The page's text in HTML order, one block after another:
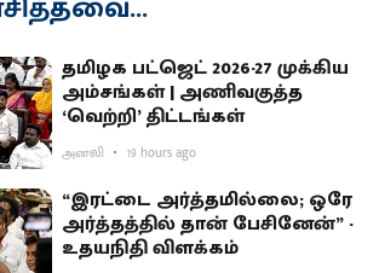
தமிழக பட்ஜெட் 2026-27 முக்கிய
அம்சங்கள் | அணிவகுத்த
‘வெற்றி’ திட்டங்கள்
அனலி 19 hours ago
“இரட்டை அர்த்தமில்லை; ஒரே
அர்த்தத்தில் தான் பேசினேன்” -
உதயநிதி விளக்கம்